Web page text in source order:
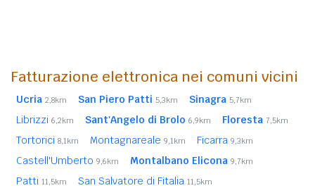
Fatturazione elettronica nei comuni vicini
Ucria 2,8km San Piero Patti 5,3km Sinagra 5,7km
Librizzi 6,2km Sant'Angelo di Brolo 6,9km Floresta 7,5km
Tortorici 8,1km Montagnareale 9,1km Ficarra 9,3km
Castell'Umberto 9,6km Montalbano Elicona 9,7km
Patti 11,5km San Salvatore di Fitalia 11,5km